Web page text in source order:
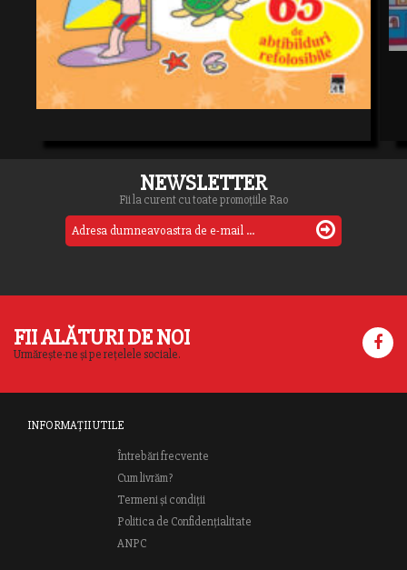
NEWSLETTER
Fii la curent cu toate promoțiile Rao
FII ALĂTURI DE NOI
Urmărește-ne și pe rețelele sociale.
INFORMAȚII UTILE
Întrebări frecvente
Cum livrăm?
Termeni și condiții
Politica de Confidențialitate
ANPC